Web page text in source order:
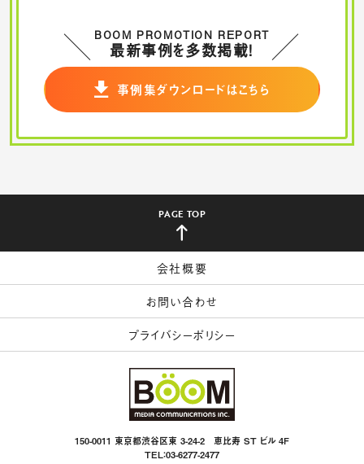
BOOM PROMOTION REPORT
最新事例を多数掲載！
事例集ダウンロードはこちら
PAGE TOP
会社概要
お問い合わせ
プライバシーポリシー
150-0011 東京都渋谷区東 3-24-2 恵比寿 ST ビル 4F
TEL：03-6277-2477